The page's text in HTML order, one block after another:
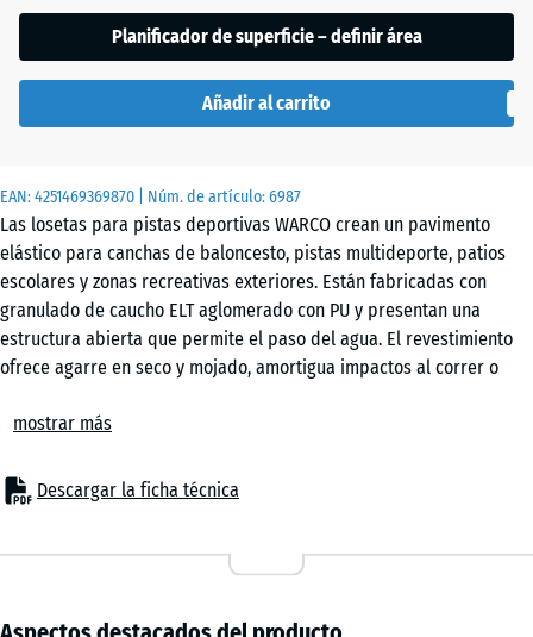
EAN:4251469369870 | Núm. de artículo:6987
Las losetas para pistas deportivas WARCO crean un pavimento
elástico para canchas de baloncesto, pistas multideporte, patios
escolares y zonas recreativas exteriores. Están fabricadas con
granulado de caucho ELT aglomerado con PU y presentan una
estructura abierta que permite el paso del agua. El revestimiento
ofrece agarre en seco y mojado, amortigua impactos al correr o
baloncesto o fútbol. Además, el caucho contribuye a reducir
edificios escolares.
Unión tipo puzzle
lados. Las piezas encajan sin adhesivos ni tornillos y forman una
rápida y permite desmontar o sustituir elementos individuales
mostrar más
Descargar la ficha técnica
producto).
50
50
|
0,25
m²
50
x
x 4
|
m²
Planificador de superficie – definir área
Añadir al carrito